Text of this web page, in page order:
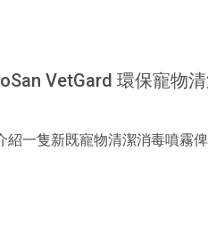
VetGard 環保寵物
紹一隻新既寵物清潔消毒噴霧